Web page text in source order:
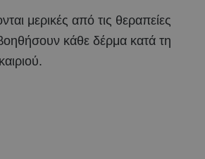
μερικές από τις θεραπείες
κάθε δέρμα κατά τη